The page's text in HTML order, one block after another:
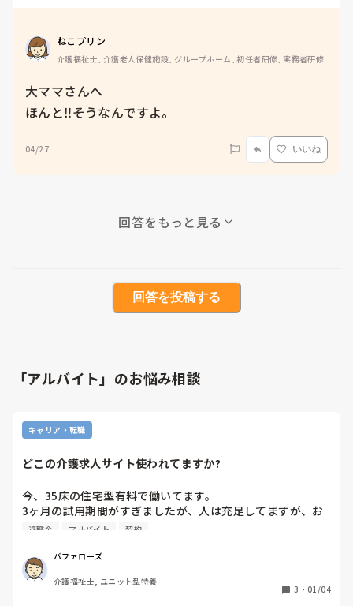
ねこプリン
介護福祉士, 介護老人保健施設, グループホーム, 初任者研修, 実務者研修
大ママさんへ
ほんと‼️そうなんですよ。
04/27 いいね
回答をもっと見る
回答を投稿する
「アルバイト」のお悩み相談
キャリア・転職
どこの介護求人サイト使われてますか?
今、35床の住宅型有料で働いてます。
3ヶ月の試用期間がすぎましたが、人は充足してますが、お
しゃべりの多い、細かくうるさい、入居者は、もの言う人が
確認したのに、雇用契約書もらったら、社長が決めてるみた
いで、面接官でない。勤務態度、会社の状況によるなどの条
件付きの2年間の賞与なし、退職金なしの契約社員でした。
退職金 アルバイト 契約
バファローズ
介護福祉士, ユニット型特養
3 ・ 01/04